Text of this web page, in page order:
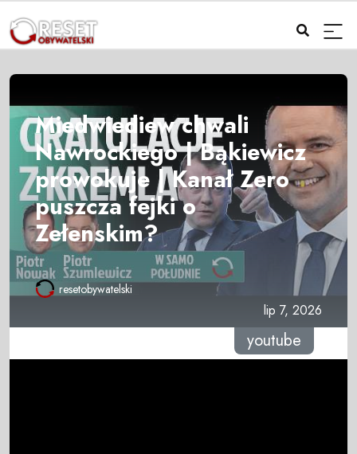
Miedwiediew chwali
Nawrockiego | Bąkiewicz
prowokuje | Kanał Zero
puszcza fejki o
Zełenskim?
resetobywatelski
lip 7, 2026
youtube